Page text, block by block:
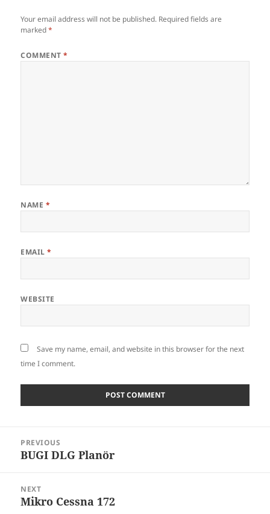
Your email address will not be published. Required fields are
marked*
COMMENT*
NAME *
EMAIL*
WEBSITE
Save my name, email, and website in this browser for the next
time I comment.
navigation
PREVIOUS
Previous
BUGI DLG Planör
NEXT
Next
Mikro Cessna 172